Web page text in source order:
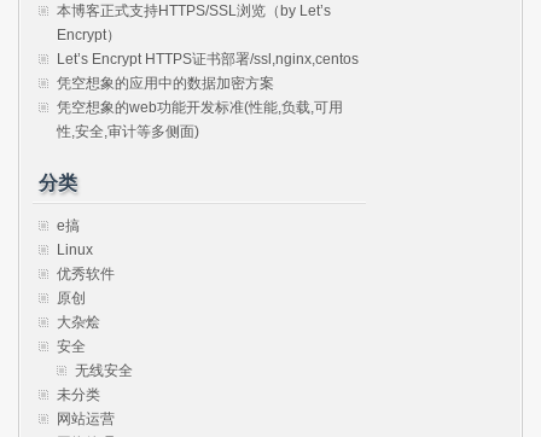
本博客正式支持HTTPS/SSL浏览（by Let’s
Encrypt）
Let’s Encrypt HTTPS证书部署/ssl,nginx,centos
凭空想象的应用中的数据加密方案
凭空想象的web功能开发标准(性能,负载,可用
性,安全,审计等多侧面)
分类
e搞
Linux
优秀软件
原创
大杂烩
安全
无线安全
未分类
网站运营